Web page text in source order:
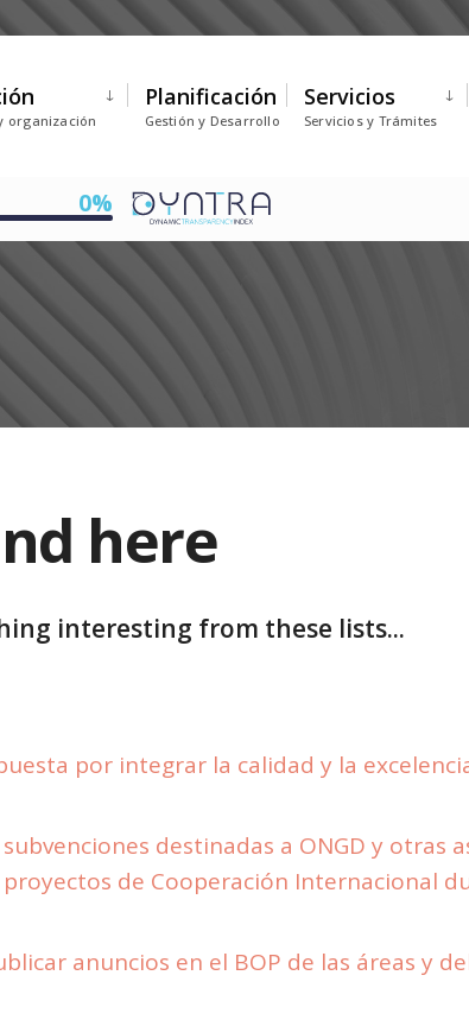
organización
Planificación
Gestión y Desarrollo
Servicios
Servicios y Trámites
0%
here
interesting from these lists...
por integrar la calidad y la
destinadas a ONGD y otras
de Cooperación Internacional
anuncios en el BOP de las áreas y